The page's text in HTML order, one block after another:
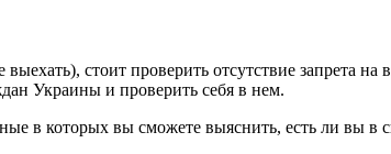
стоит проверить отсутствие запрета
Украины и проверить себя в нем.
в которых вы сможете выяснить, есть ли вы в